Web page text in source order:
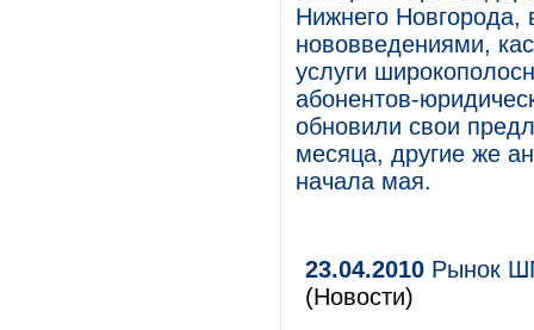
Нижнего Новгорода,
нововведениями,
услуги
абонентов-
обновили свои
месяца, другие же
начала мая.
23.04.2010 Рынок
(Новости)